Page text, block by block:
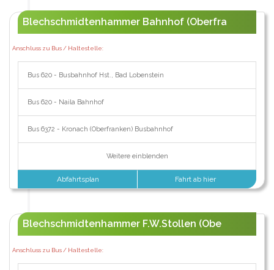
Blechschmidtenhammer Bahnhof (Oberfra
Anschluss zu Bus / Haltestelle:
Bus 620 - Busbahnhof Hst., Bad Lobenstein
Bus 620 - Naila Bahnhof
Bus 6372 - Kronach (Oberfranken) Busbahnhof
Weitere einblenden
Abfahrtsplan Fahrt ab hier
Blechschmidtenhammer F.W.Stollen (Obe
Anschluss zu Bus / Haltestelle: